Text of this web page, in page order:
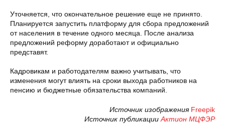
Уточняется, что окончательное решение еще не принято.
Планируется запустить платформу для сбора предложений
от населения в течение одного месяца. После анализа
предложений реформу доработают и официально
представят.
Кадровикам и работодателям важно учитывать, что
изменения могут влиять на сроки выхода работников на
пенсию и бюджетные обязательства компаний.
Источник изображения Freepik
Источник публикации Актион МЦФЭР